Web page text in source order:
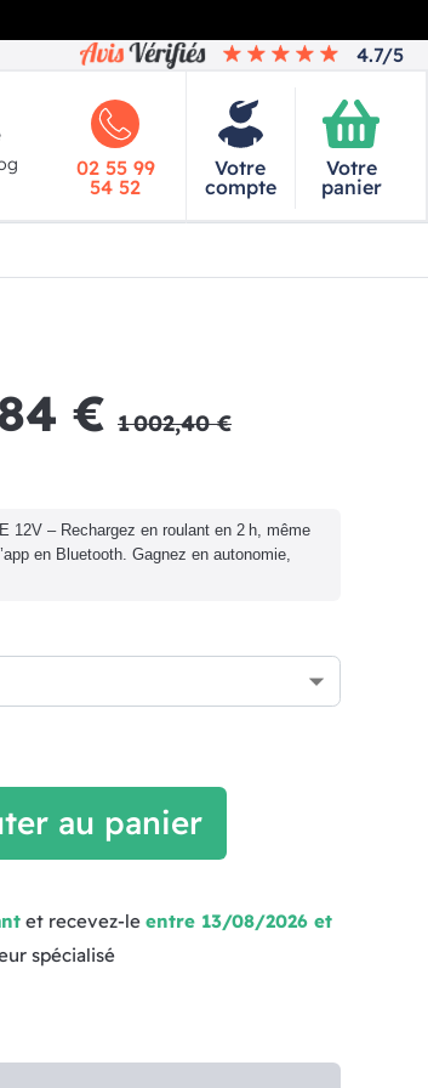
4.7/5
02 55 99
54 52
Votre
compte
Votre
panier
€ 1 002,40 €
12V – Rechargez en roulant en 2 h, même
en Bluetooth. Gagnez en autonomie,
au panier
et recevez-le entre 13/08/2026 et
spécialisé